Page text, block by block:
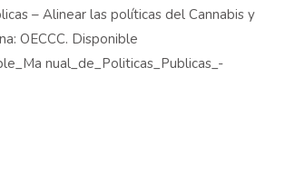
– Alinear las políticas del Cannabis y
OECCC. Disponible
nual_de_Politicas_Publicas_-